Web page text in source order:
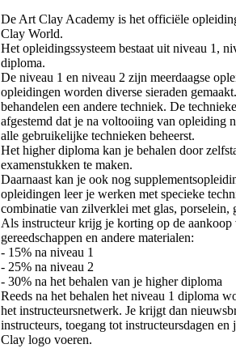
De Art Clay Academy is het officiële
Clay World.
Het opleidingssysteem bestaat uit niveau 1,
diploma.
De niveau 1 en niveau 2 zijn meerdaagse
opleidingen worden diverse sieraden
behandelen een andere techniek. De
afgestemd dat je na voltooiing van opleiding
alle gebruikelijke technieken beheerst.
Het higher diploma kan je behalen door
examenstukken te maken.
Daarnaast kan je ook nog
opleidingen leer je werken met specieke
combinatie van zilverklei met glas, porselein,
Als instructeur krijg je korting op de
gereedschappen en andere materialen:
- 15% na niveau 1
- 25% na niveau 2
- 30% na het behalen van je higher diploma
Reeds na het behalen het niveau 1 diploma
het instructeursnetwerk. Je krijgt dan
instructeurs, toegang tot instructeursdagen en
Clay logo voeren.